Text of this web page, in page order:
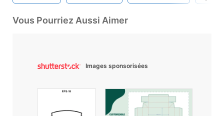
Vous Pourriez Aussi Aimer
Images sponsorisées